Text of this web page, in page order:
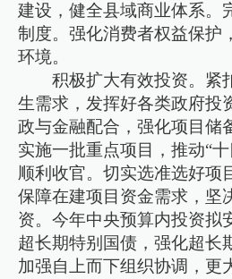
建设，健全县域商业体系。
制度。强化消费者权益保护
环境。
积极扩大有效投资。紧
生需求，发挥好各类政府投
政与金融配合，强化项目储
实施一批重点项目，推动“
顺利收官。切实选准选好项
保障在建项目资金需求，坚
资。今年中央预算内投资拟
超长期特别国债，强化超长
加强自上而下组织协调，更